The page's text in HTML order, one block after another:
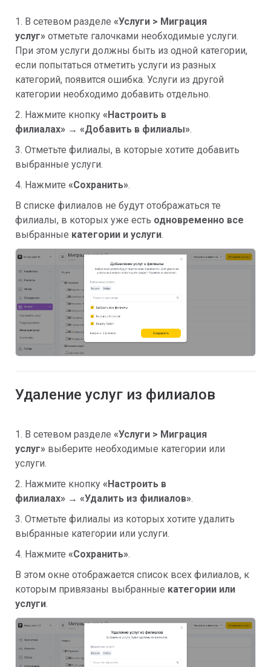
1. В сетевом разделе «Услуги > Миграция
услуг» отметьте галочками необходимые услуги.
При этом услуги должны быть из одной категории,
если попытаться отметить услуги из разных
категорий, появится ошибка. Услуги из другой
категории необходимо добавить отдельно.
2. Нажмите кнопку « Настроить в
филиалах» → «Добавить в филиалы».
3. Отметьте филиалы, в которые хотите добавить
выбранные услуги.
4. Нажмите «Сохранить».
В списке филиалов не будут отображаться те
филиалы, в которых уже есть одновременно все
выбранные категории и услуги.
Удаление услуг из филиалов
1. В сетевом разделе «Услуги > Миграция
услуг» выберите необходимые категории или
услуги.
2. Нажмите кнопку «Настроить в
филиалах» → «Удалить из филиалов».
3. Отметьте филиалы из которых хотите удалить
выбранные категории или услуги.
4. Нажмите «Сохранить».
В этом окне отображается список всех филиалов, к
которым привязаны выбранные категории или
услуги.